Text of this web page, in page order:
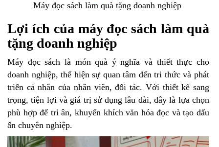
Máy đọc sách làm quà tặng doanh nghiệp
Lợi ích của máy đọc sách làm quà
tặng doanh nghiệp
Máy đọc sách là món quà ý nghĩa và thiết thực cho
doanh nghiệp, thể hiện sự quan tâm đến tri thức và phát
triển cá nhân của nhân viên, đối tác. Với thiết kế sang
trọng, tiện lợi và giá trị sử dụng lâu dài, đây là lựa chọn
phù hợp để tri ân, khuyến khích văn hóa đọc và tạo dấu
ấn chuyên nghiệp.